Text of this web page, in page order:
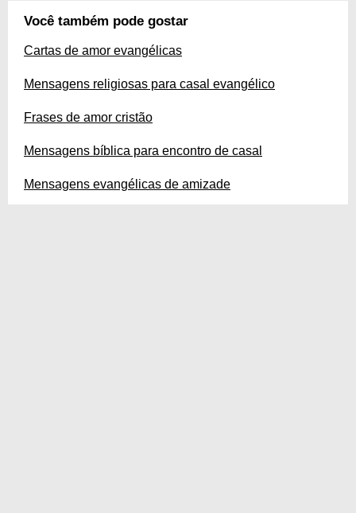
Você também pode gostar
Cartas de amor evangélicas
Mensagens religiosas para casal evangélico
Frases de amor cristão
Mensagens bíblica para encontro de casal
Mensagens evangélicas de amizade